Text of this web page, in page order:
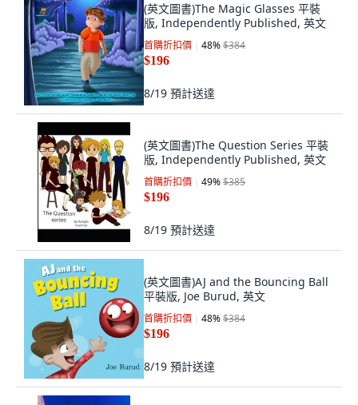
(英文圖書)The Magic Glasses 平裝
版, Independently Published, 英文
首購折扣價 48%$384
$196
8/19 預計送達
(英文圖書)The Question Series 平裝
版, Independently Published, 英文
首購折扣價 49%$385
$196
8/19 預計送達
(英文圖書)AJ and the Bouncing Ball
平裝版, Joe Burud, 英文
首購折扣價 48%$384
$196
8/19 預計送達